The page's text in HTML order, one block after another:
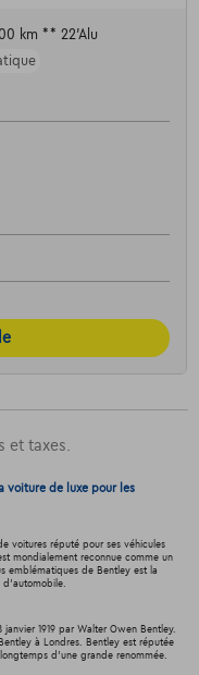
km ** 22'Alu
et taxes.
voiture de luxe pour les
voitures réputé pour ses véhicules
mondialement reconnue comme un
emblématiques de Bentley est la
d'automobile.
1919 par Walter Owen Bentley.
à Londres. Bentley est réputée
d'une grande renommée.